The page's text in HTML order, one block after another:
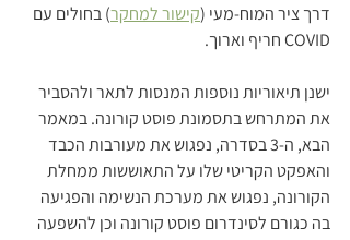
דרך ציר המוח-מעי (קישור למחקר) בחולים עם
COVID חריף וארוך.
ישנן תיאוריות נוספות המנסות לתאר ולהסביר
את המתרחש בתסמונת פוסט קורונה. במאמר
הבא, ה-3 בסדרה, נפגוש את מעורבות הכבד
והאפקט הקריטי שלו על התאוששות ממחלת
הקורונה, נפגוש את מערכת הנשימה והפגיעה
בה כגורם לסינדרום פוסט קורונה וכן להשפעה